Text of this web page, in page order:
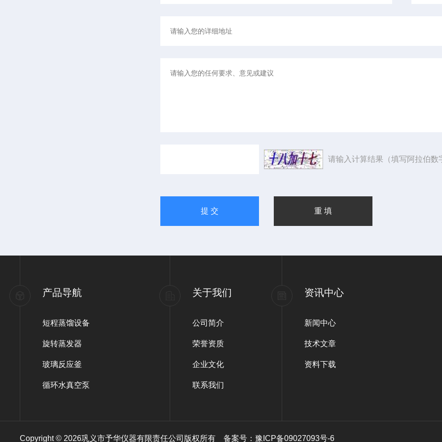
请输入计算结果（填写阿拉伯数
产品导航
短程蒸馏设备
旋转蒸发器
玻璃反应釜
循环水真空泵
关于我们
公司简介
荣誉资质
企业文化
联系我们
资讯中心
新闻中心
技术文章
资料下载
Copyright © 2026巩义市予华仪器有限责任公司版权所有备案号：豫ICP备09027093号-6